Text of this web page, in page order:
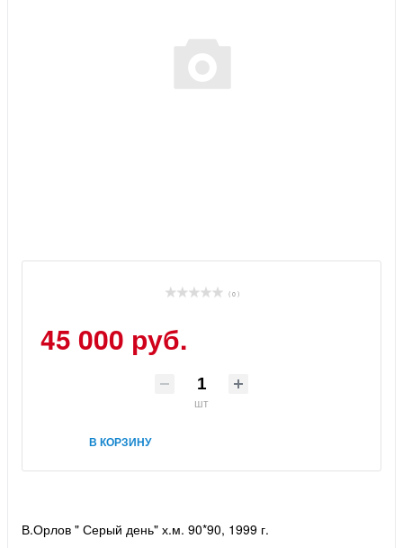
( 0 )
45 000 руб.
шт
В КОРЗИНУ
В.Орлов " Серый день" х.м. 90*90, 1999 г.